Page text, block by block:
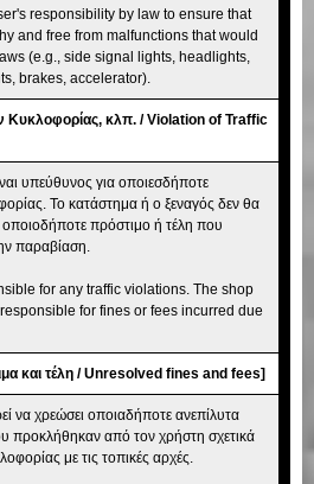
responsibility by law to ensure that
and free from malfunctions that would
(e.g., side signal lights, headlights,
brakes, accelerator).
κλπ. / Violation of Traffic
υπεύθυνος για οποιεσδήποτε
Το κατάστημα ή ο ξεναγός δεν θα
οποιοδήποτε πρόστιμο ή τέλη που
παραβίαση.
for any traffic violations. The shop
for fines or fees incurred due
και τέλη / Unresolved fines and fees]
να χρεώσει οποιαδήποτε ανεπίλυτα
προκλήθηκαν από τον χρήστη σχετικά
με τις τοπικές αρχές.